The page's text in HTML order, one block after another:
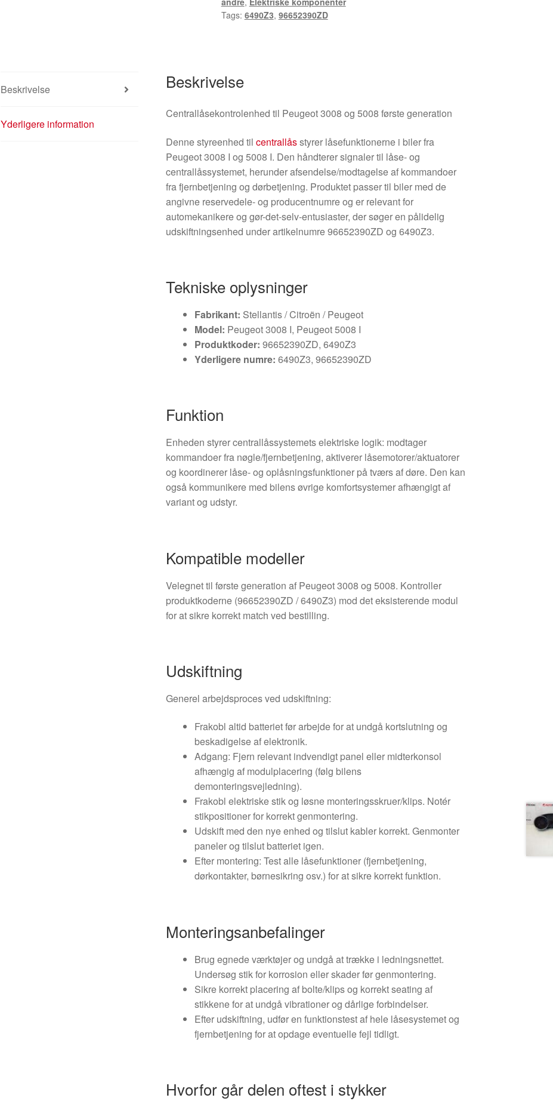
96652390ZD
6490Z3
Tags: 6490Z3, 96652390ZD
Beskrivelse
Yderligere information
Beskrivelse
Centrallåsekontrolenhed til Peugeot 3008 og 5008 første generation
Denne styreenhed tilcentrallåsstyrer låsefunktionerne i biler fra
Peugeot 3008 I og 5008 I. Den håndterer signaler til låse- og
centrallåssystemet, herunder afsendelse/modtagelse af kommandoer
fra fjernbetjening og dørbetjening. Produktet passer til biler med de
angivne reservedele- og producentnumre og er relevant for
automekanikere og gør-det-selv-entusiaster, der søger en pålidelig
udskiftningsenhed under artikelnumre 96652390ZD og 6490Z3.
Tekniske oplysninger
Fabrikant: Stellantis / Citroën / Peugeot
Model: Peugeot 3008 I, Peugeot 5008 I
Produktkoder: 96652390ZD, 6490Z3
Yderligere numre: 6490Z3, 96652390ZD
Funktion
Enheden styrer centrallåssystemets elektriske logik: modtager
kommandoer fra nøgle/fjernbetjening, aktiverer låsemotorer/aktuatorer
og koordinerer låse- og oplåsningsfunktioner på tværs af døre. Den kan
også kommunikere med bilens øvrige komfortsystemer afhængigt af
variant og udstyr.
Kompatible modeller
Velegnet til første generation af Peugeot 3008 og 5008. Kontroller
produktkoderne (96652390ZD / 6490Z3) mod det eksisterende modul
for at sikre korrekt match ved bestilling.
Udskiftning
Generel arbejdsproces ved udskiftning:
Frakobl altid batteriet før arbejde for at undgå kortslutning og
beskadigelse af elektronik.
Adgang: Fjern relevant indvendigt panel eller midterkonsol
afhængig af modulplacering (følg bilens
demonteringsvejledning).
Frakobl elektriske stik og løsne monteringsskruer/klips. Notér
stikpositioner for korrekt genmontering.
Udskift med den nye enhed og tilslut kabler korrekt. Genmonter
paneler og tilslut batteriet igen.
Efter montering: Test alle låsefunktioner (fjernbetjening,
dørkontakter, børnesikring osv.) for at sikre korrekt funktion.
Monteringsanbefalinger
Brug egnede værktøjer og undgå at trække i ledningsnettet.
Undersøg stik for korrosion eller skader før genmontering.
Sikre korrekt placering af bolte/klips og korrekt seating af
stikkene for at undgå vibrationer og dårlige forbindelser.
Efter udskiftning, udfør en funktionstest af hele låsesystemet og
fjernbetjening for at opdage eventuelle fejl tidligt.
Hvorfor går delen oftest i stykker